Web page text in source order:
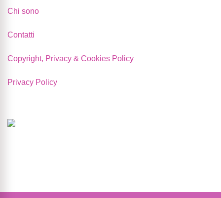
Chi sono
Contatti
Copyright, Privacy & Cookies Policy
Privacy Policy